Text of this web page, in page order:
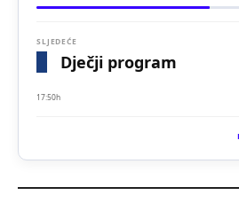
SLJEDEĆE
Dječji program
17:50h